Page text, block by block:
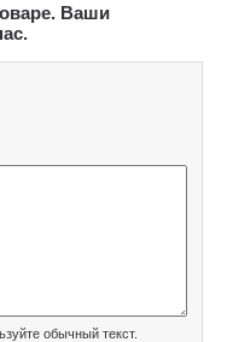
Ваши
обычный текст.